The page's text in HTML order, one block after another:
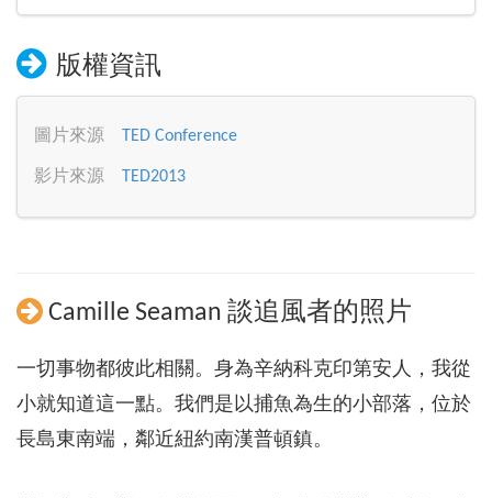
版權資訊
圖片來源 TED Conference
影片來源 TED2013
Camille Seaman 談追風者的照片
一切事物都彼此相關。身為辛納科克印第安人，我從
小就知道這一點。我們是以捕魚為生的小部落，位於
長島東南端，鄰近紐約南漢普頓鎮。